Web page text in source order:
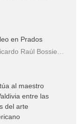
en Prados
Raúl Bossie…
al maestro
entre las
del arte